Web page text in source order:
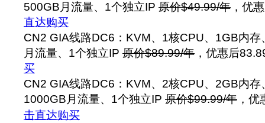
500GB月流量、1个独立IP 原价$49.99/年 ，优
直达购买
CN2 GIA线路DC6：KVM、1核CPU、1GB内
月流量、1个独立IP 原价$89.99/年 ，优惠后
买
CN2 GIA线路DC6：KVM、2核CPU、2GB内存
1000GB月流量、1个独立IP 原价$99.99/年 ，
击直达购买